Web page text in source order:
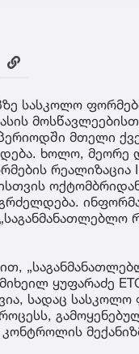
სასკოლო
მთელი
ხოლო, მეორე
რეალიზაცია
ყუფარაძე
სადაც სასკოლო